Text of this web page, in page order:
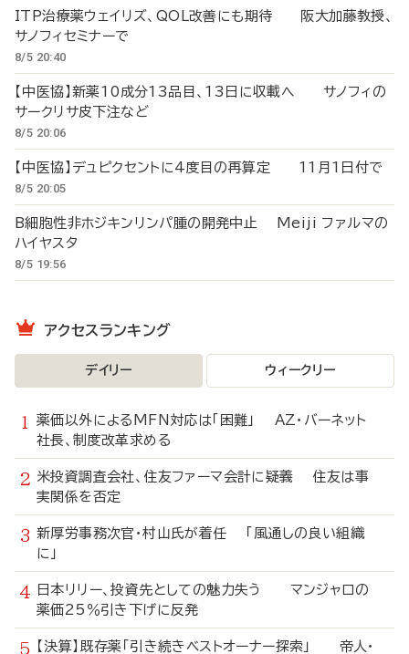
ITP治療薬ウェイリズ、QOL改善にも期待 阪大加藤教授、
サノフィセミナーで
8/5 20:40
【中医協】新薬10成分13品目、13日に収載へ サノフィの
サークリサ皮下注など
8/5 20:06
【中医協】デュピクセントに4度目の再算定 11月1日付で
8/5 20:05
B細胞性非ホジキンリンパ腫の開発中止 Meiji ファルマの
ハイヤスタ
8/5 19:56
アクセスランキング
デイリー ウィークリー
薬価以外によるMFN対応は「困難」 AZ・バーネット
社長、制度改革求める
米投資調査会社、住友ファーマ会計に疑義 住友は事
実関係を否定
新厚労事務次官・村山氏が着任 「風通しの良い組織
に」
日本リリー、投資先としての魅力失う マンジャロの
薬価25％引き下げに反発
【決算】既存薬「引き続きベストオーナー探索」 帝人・